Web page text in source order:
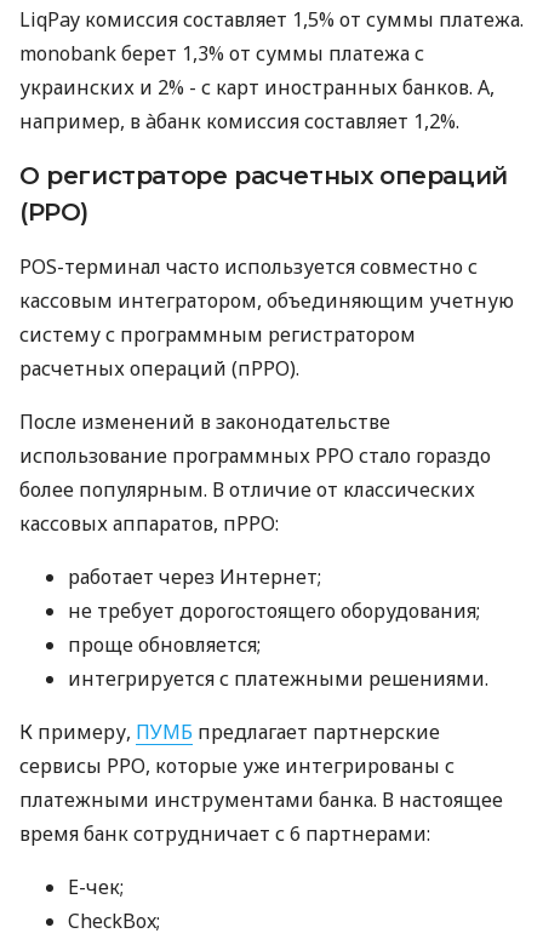
LiqPay комиссия составляет 1,5% от суммы платежа.
monobank берет 1,3% от суммы платежа с
украинских и 2% - с карт иностранных банков. А,
например, в àбанк комиссия составляет 1,2%.
О регистраторе расчетных операций
(РРО)
POS-терминал часто используется совместно с
кассовым интегратором, объединяющим учетную
систему с программным регистратором
расчетных операций (пРРО).
После изменений в законодательстве
использование программных РРО стало гораздо
более популярным. В отличие от классических
кассовых аппаратов, пРРО:
работает через Интернет;
не требует дорогостоящего оборудования;
проще обновляется;
интегрируется с платежными решениями.
К примеру, ПУМБ предлагает партнерские
сервисы РРО, которые уже интегрированы с
платежными инструментами банка. В настоящее
время банк сотрудничает с 6 партнерами:
E-чек;
CheckBox;